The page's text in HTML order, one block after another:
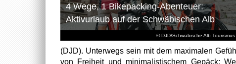
© DJD/Schwäbische Alb Tourismus
4 Wege, 1 Bikepacking-Abenteuer:
Aktivurlaub auf der Schwäbischen Alb
(DJD). Unterwegs sein mit dem maximalen Gefühl
von Freiheit und minimalistischem Gepäck: